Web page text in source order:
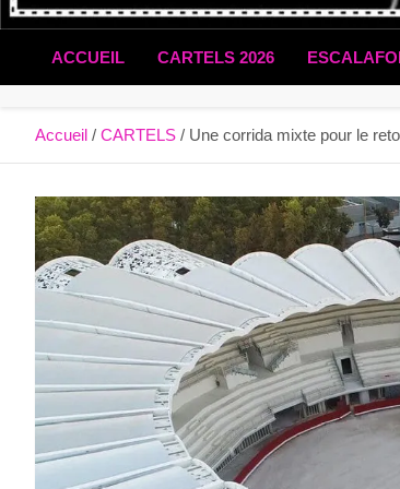
ACCUEIL CARTELS 2026
Accueil CARTELS Une corrida mixte pour le